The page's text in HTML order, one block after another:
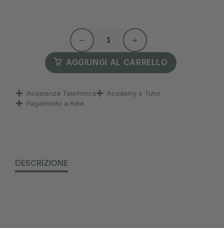
AGGIUNGI AL CARRELLO
Assistenza Telefonica
Academy e Tutor
Pagamento a Rate
DESCRIZIONE